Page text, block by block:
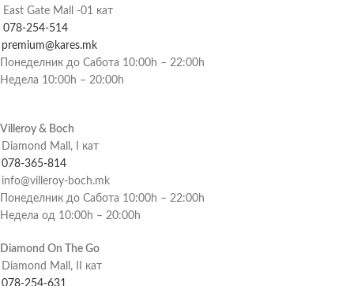
East Gate Mall -01 кат
078-254-514
premium@kares.mk
Понеделник до Сабота 10:00h – 22:00h
Недела 10:00h – 20:00h
Villeroy & Boch
Diamond Mall, I кат
078-365-814
info@villeroy-boch.mk
Понеделник до Сабота 10:00h – 22:00h
Недела од 10:00h – 20:00h
Diamond On The Go
Diamond Mall, II кат
078-254-631